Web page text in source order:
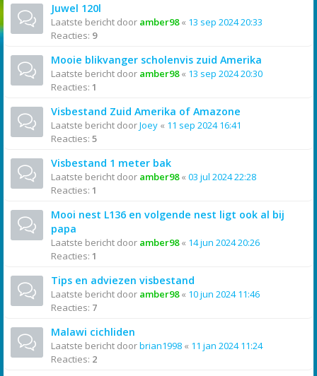
Juwel 120l
Laatste bericht door amber98« 13 sep 2024 20:33
Reacties: 9
Mooie blikvanger scholenvis zuid Amerika
Laatste bericht door amber98« 13 sep 2024 20:30
Reacties: 1
Visbestand Zuid Amerika of Amazone
Laatste bericht doorJoey « 11 sep 2024 16:41
Reacties: 5
Visbestand 1 meter bak
Laatste bericht door amber98« 03 jul 2024 22:28
Reacties: 1
Mooi nest L136 en volgende nest ligt ook al bij
papa
Laatste bericht door amber98« 14 jun 2024 20:26
Reacties: 1
Tips en adviezen visbestand
Laatste bericht door amber98« 10 jun 2024 11:46
Reacties: 7
Malawi cichliden
Laatste bericht doorbrian1998 « 11 jan 2024 11:24
Reacties: 2